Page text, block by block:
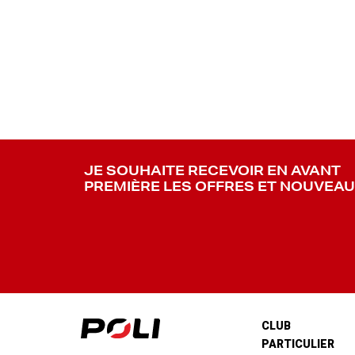
JE SOUHAITE RECEVOIR EN AVANT
PREMIÈRE LES OFFRES ET
CLUB
PARTICULIER